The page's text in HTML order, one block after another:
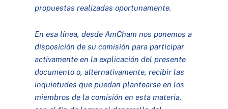
propuestas realizadas oportunamente.
En esa línea, desde AmCham nos ponemos a
disposición de su comisión para participar
activamente en la explicación del presente
documento o, alternativamente, recibir las
inquietudes que puedan plantearse en los
miembros de la comisión en esta materia,